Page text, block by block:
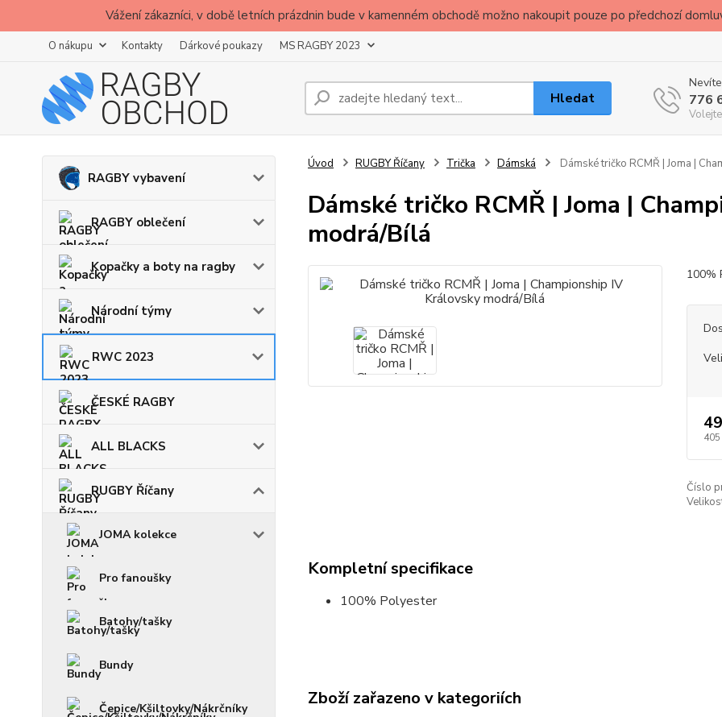
Vážení zákazníci, v době letních prázdnin bude v kamenném obchodě možno nakoupit pouze po předchozí
O nákupu Kontakty Dárkové poukazy MS RAGBY 2023
Hledat 776
RAGBY vybavení
RAGBY oblečení
Kopačky a boty na ragby
Národní týmy
RWC 2023
ČESKÉ RAGBY
ALL BLACKS
RUGBY Říčany
JOMA kolekce
Pro fanoušky
Batohy/tašky
Bundy
Čepice/Kšiltovky/Nákrčníky
Úvod RUGBY Říčany Trička Dámská Dámské tričko RCMŘ | Joma |
Dámské tričko RCMŘ | Joma |
modrá/Bílá
100%
405
Číslo
Kompletní specifikace
100% Polyester
Zboží zařazeno v kategoriích